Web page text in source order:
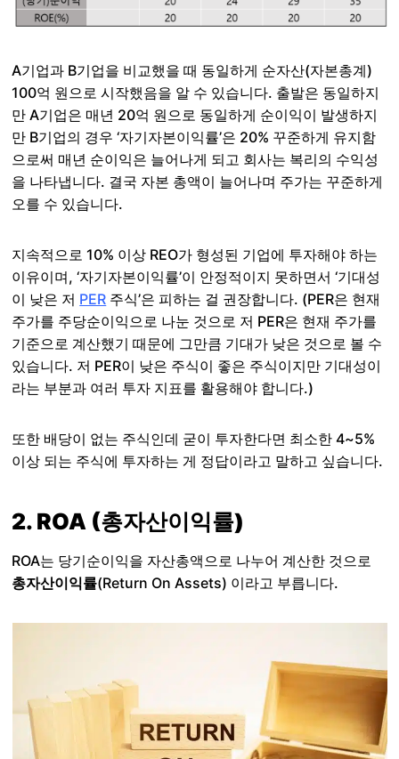
A기업과 B기업을 비교했을 때 동일하게 순자산(자본총계)
100억 원으로 시작했음을 알 수 있습니다. 출발은 동일하지
만 A기업은 매년 20억 원으로 동일하게 순이익이 발생하지
만 B기업의 경우 ‘자기자본이익률’은 20% 꾸준하게 유지함
으로써 매년 순이익은 늘어나게 되고 회사는 복리의 수익성
을 나타냅니다. 결국 자본 총액이 늘어나며 주가는 꾸준하게
오를 수 있습니다.
지속적으로 10% 이상 REO가 형성된 기업에 투자해야 하는
이유이며, ‘자기자본이익률’이 안정적이지 못하면서 ‘기대성
이 낮은 저 PER 주식’은 피하는 걸 권장합니다. (PER은 현재
주가를 주당순이익으로 나눈 것으로 저 PER은 현재 주가를
기준으로 계산했기 때문에 그만큼 기대가 낮은 것으로 볼 수
있습니다. 저 PER이 낮은 주식이 좋은 주식이지만 기대성이
라는 부분과 여러 투자 지표를 활용해야 합니다.)
또한 배당이 없는 주식인데 굳이 투자한다면 최소한 4~5%
이상 되는 주식에 투자하는 게 정답이라고 말하고 싶습니다.
2. ROA (총자산이익률)
ROA는 당기순이익을 자산총액으로 나누어 계산한 것으로
총자산이익률(Return On Assets) 이라고 부릅니다.